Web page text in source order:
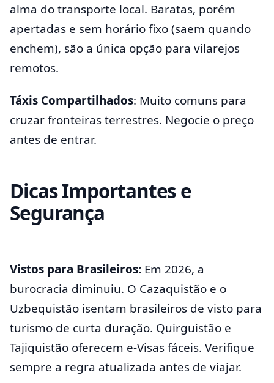
alma do transporte local. Baratas, porém
apertadas e sem horário fixo (saem quando
enchem), são a única opção para vilarejos
remotos.
Táxis Compartilhados: Muito comuns para
cruzar fronteiras terrestres. Negocie o preço
antes de entrar.
Dicas Importantes e
Segurança
Vistos para Brasileiros: Em 2026, a
burocracia diminuiu. O Cazaquistão e o
Uzbequistão isentam brasileiros de visto para
turismo de curta duração. Quirguistão e
Tajiquistão oferecem e-Visas fáceis. Verifique
sempre a regra atualizada antes de viajar.